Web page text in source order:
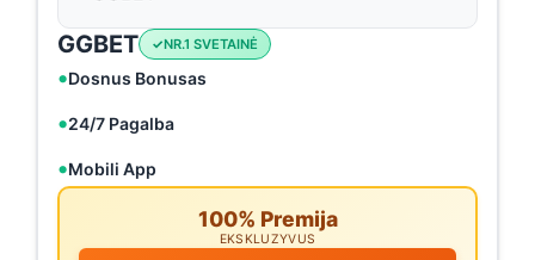
GGBET NR.1 SVETAINĖ
Dosnus Bonusas
24/7 Pagalba
Mobili App
100% Premija
EKSKLUZYVUS